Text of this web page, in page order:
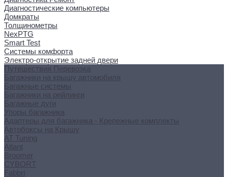
Диагностические компьютеры
Домкраты
Толщинометры
NexPTG
Smart Test
Системы комфорта
Электро-открытие задней двери
Путешествия Перевозка
Багажники на крышу автомобиля
Багажные системы
Багажники на рейлинги
Багажные дуги
Упоры багажника
Адаптеры для багажника - Крепежные комплекты
Автобоксы на Крышу
AT Tuning
Atlant
Broomer
CYBORT
Fabbri